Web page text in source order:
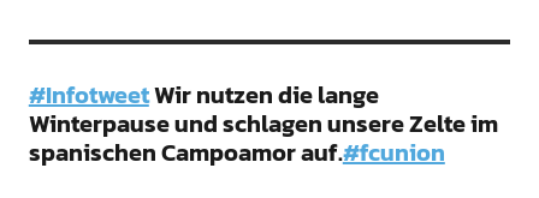
#InfotweetWir nutzen die lange
Winterpause und schlagen unsere Zelte im
spanischen Campoamor auf.#fcunion